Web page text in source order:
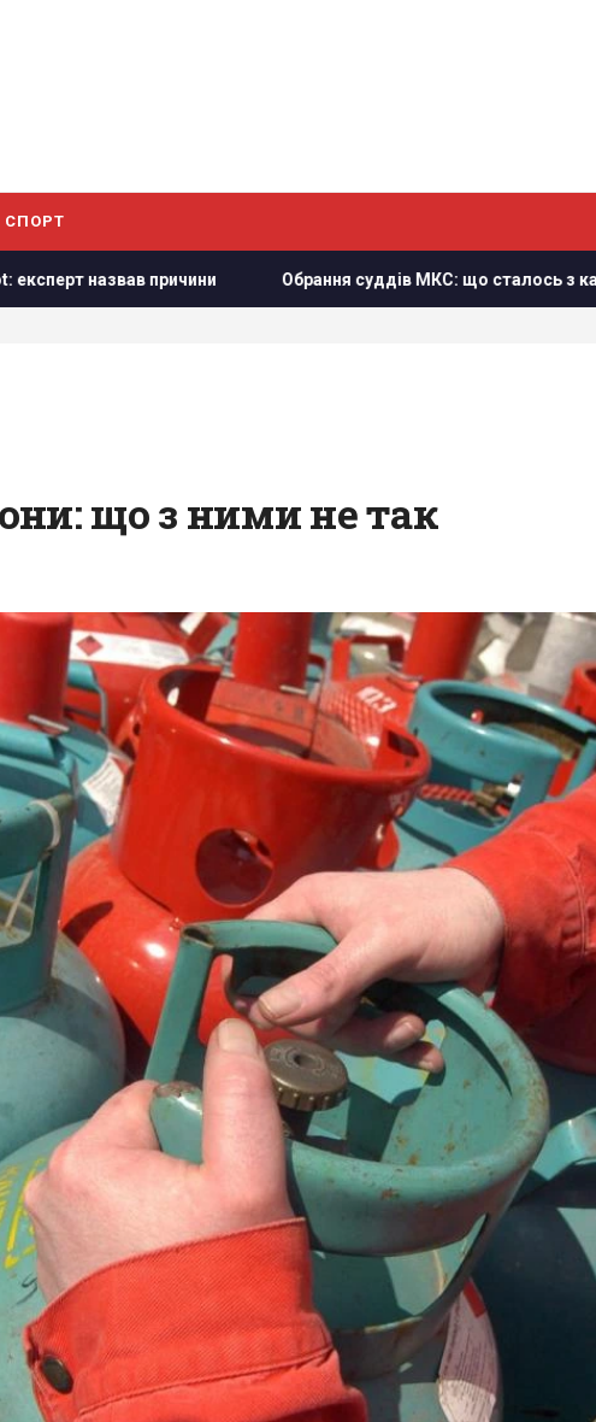
СПОРТ
Обрання суддів МКС: що сталось з кандидатом від України
що з ними не так